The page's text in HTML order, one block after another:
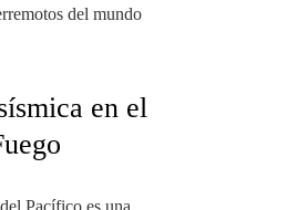
del mundo
en el